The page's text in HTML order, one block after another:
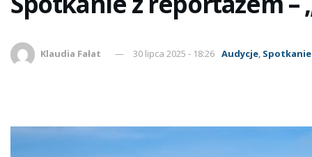
Klaudia Fałat 30 lipca 2025 - 18:26 Audycje,